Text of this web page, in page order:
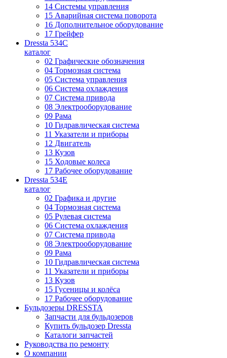
14 Системы управления
15 Аварийная система поворота
16 Дополнительное оборудование
17 Грейфер
Dressta 534C
каталог
02 Графические обозначения
04 Тормозная система
05 Система управления
06 Система охлаждения
07 Система привода
08 Электрооборудование
09 Рама
10 Гидравлическая система
11 Указатели и приборы
12 Двигатель
13 Кузов
15 Ходовые колеса
17 Рабочее оборудование
Dressta 534E
каталог
02 Графика и другие
04 Тормозная система
05 Рулевая система
06 Система охлаждения
07 Система привода
08 Электрооборудование
09 Рама
10 Гидравлическая система
11 Указатели и приборы
13 Кузов
15 Гусеницы и колёса
17 Рабочее оборудование
Бульдозеры DRESSTA
Запчасти для бульдозеров
Купить бульдозер Dressta
Каталоги запчастей
Руководства по ремонту
О компании